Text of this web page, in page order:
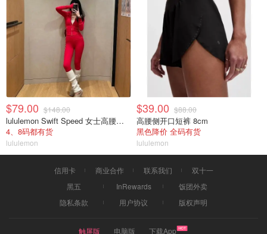
$79.00 $148.00
lululemon Swift Speed 女士高腰紧身裤
4、8码都有货
lululemon
$39.00 $88.00
高腰侧开口短裤 8cm
黑色降价 全码有货
lululemon
信用卡 商业合作 联系我们
双十一
黑五
InRewards
饭团外卖
隐私条款
用户协议 版权声明
触屏版 电脑版 下载App